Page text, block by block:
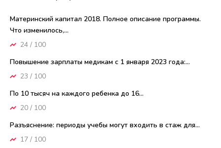
Материнский капитал 2018. Полное описание программы.
Что изменилось,...
24 / 100
Повышение зарплаты медикам с 1 января 2023 года:...
23 / 100
По 10 тысяч на каждого ребенка до 16...
20 / 100
Разъяснение: периоды учебы могут входить в стаж для...
17 / 100